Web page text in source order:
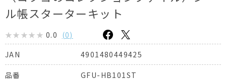
ル帳スターターキット
0.0 (0)
JAN
4901480449425
品番 GFU-HB101ST